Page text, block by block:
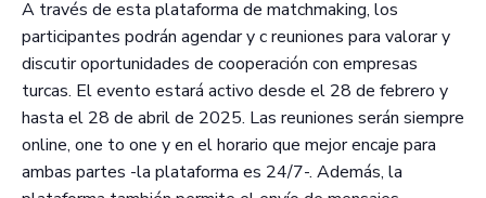
A través de esta plataforma de matchmaking, los
participantes podrán agendar y c reuniones para valorar y
discutir oportunidades de cooperación con empresas
turcas. El evento estará activo desde el 28 de febrero y
hasta el 28 de abril de 2025. Las reuniones serán siempre
online, one to one y en el horario que mejor encaje para
ambas partes -la plataforma es 24/7-. Además, la